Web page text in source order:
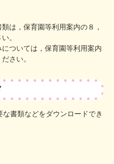
は，保育園等利用案内の８，
。
ついては，保育園等利用案内
さい。
書類などをダウンロードでき